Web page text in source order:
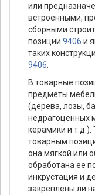
или
встроенными,
сборными
позиции 9406 и
таких
9406
В товарные
предметы
(дерева, лозы,
недрагоценных
керамики и т.д.).
товарным
она мягкой или
обработана ее
инкрустация и
закреплены ли